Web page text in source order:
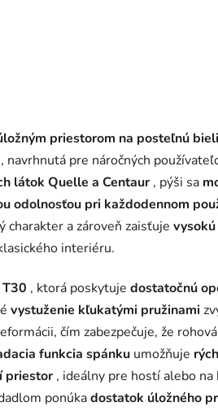
priestorom na posteľnú
, navrhnutá pre náročných
látok Quelle a Centaur , pýši sa
odolnosťou pri každodennom
charakter a zároveň zaisťuje
interiéru.
, ktorá poskytuje dostatočnú
vystuženie kľukatými pružinami
čím zabezpečuje, že
funkcia spánku umožňuje
priestor , ideálny pre hostí alebo na
ponúkadostatok úložného